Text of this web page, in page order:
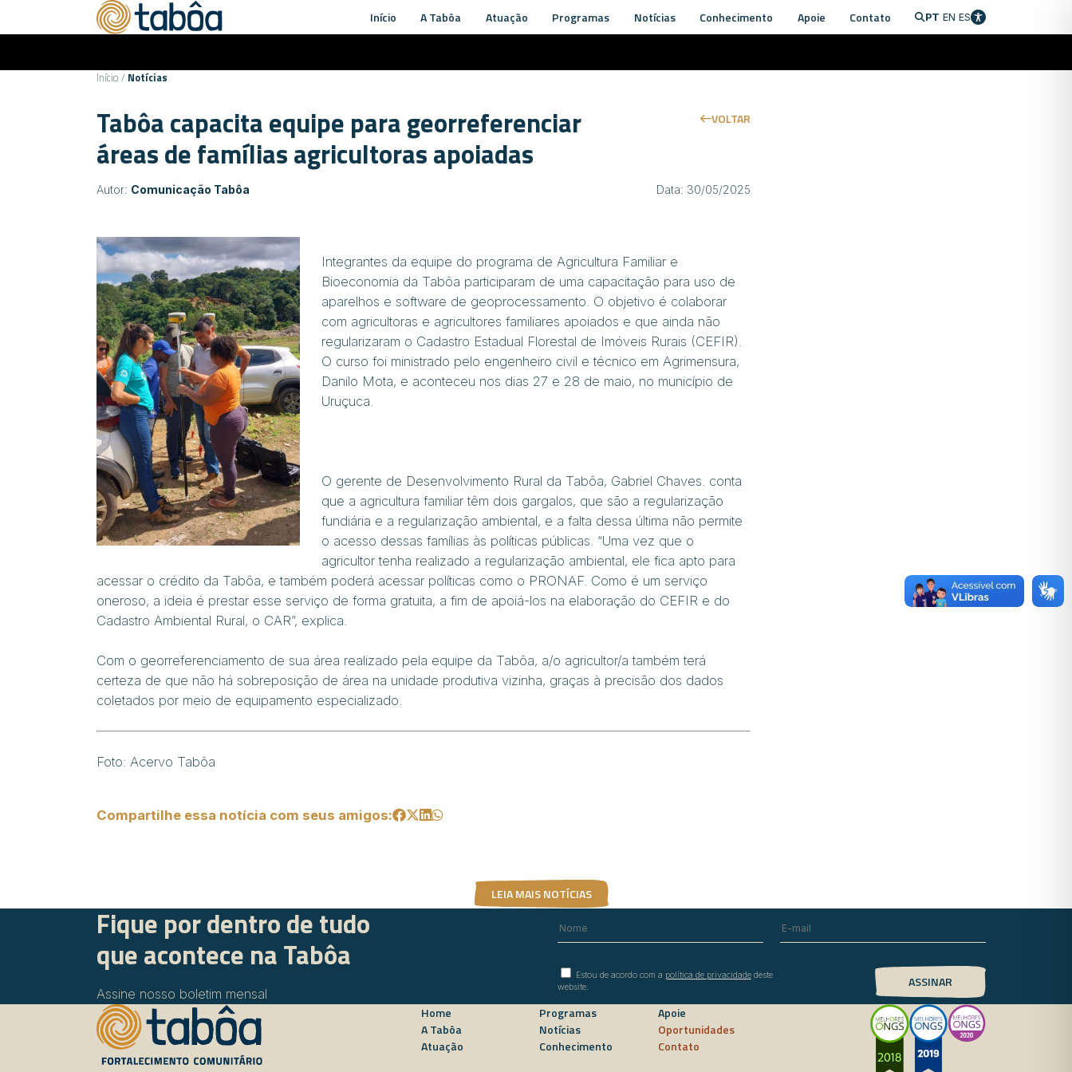
Início A Tabôa Atuação Programas Notícias Conhecimento Apoie Contato PT EN ES
Início / Notícias
Tabôa capacita equipe para georreferenciar
áreas de famílias agricultoras apoiadas
VOLTAR
Autor: Comunicação Tabôa Data: 30/05/2025
Integrantes da equipe do programa de Agricultura Familiar e
Bioeconomia da Tabôa participaram de uma capacitação para uso de
aparelhos e software de geoprocessamento. O objetivo é colaborar
com agricultoras e agricultores familiares apoiados e que ainda não
regularizaram o Cadastro Estadual Florestal de Imóveis Rurais (CEFIR).
O curso foi ministrado pelo engenheiro civil e técnico em Agrimensura,
Danilo Mota, e aconteceu nos dias 27 e 28 de maio, no município de
Uruçuca.
O gerente de Desenvolvimento Rural da Tabôa, Gabriel Chaves. conta
que a agricultura familiar têm dois gargalos, que são a regularização
fundiária e a regularização ambiental, e a falta dessa última não permite
o acesso dessas famílias às políticas públicas. “Uma vez que o
agricultor tenha realizado a regularização ambiental, ele fica apto para
acessar o crédito da Tabôa, e também poderá acessar políticas como o PRONAF. Como é um serviço
oneroso, a ideia é prestar esse serviço de forma gratuita, a fim de apoiá-los na elaboração do CEFIR e do
Cadastro Ambiental Rural, o CAR”, explica.
Com o georreferenciamento de sua área realizado pela equipe da Tabôa, a/o agricultor/a também terá
certeza de que não há sobreposição de área na unidade produtiva vizinha, graças à precisão dos dados
coletados por meio de equipamento especializado.
Foto: Acervo Tabôa
Compartilhe essa notícia com seus amigos:
LEIA MAIS NOTÍCIAS
Fique por dentro de tudo
que acontece na Tabôa
Assine nosso boletim mensal
Estou de acordo com a política de privacidadedeste
website.
Home
A Tabôa
Atuação
Programas
Notícias
Conhecimento
Apoie
Oportunidades
Contato